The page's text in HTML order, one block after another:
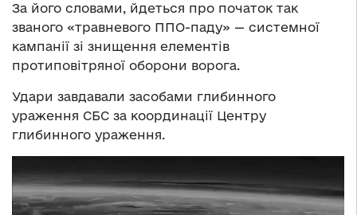
За його словами, йдеться про початок так
званого «травневого ППО-паду» — системної
кампанії зі знищення елементів
протиповітряної оборони ворога.
Удари завдавали засобами глибинного
ураження СБС за координації Центру
глибинного ураження.